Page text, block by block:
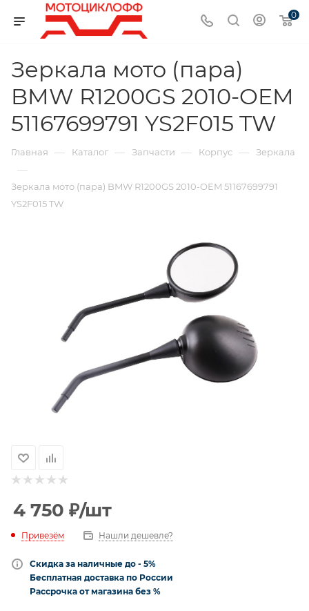
0
Зеркала мото (пара)
BMW R1200GS 2010-OEM
51167699791 YS2F015 TW
Главная — Каталог — Запчасти — Корпус — Зеркала
—
Зеркала мото (пара) BMW R1200GS 2010-OEM 51167699791
YS2F015 TW
4 750 ₽/шт
Привезём Нашли дешевле?
Скидка за наличные до - 5%
Бесплатная доставка по России
Рассрочка от магазина без %